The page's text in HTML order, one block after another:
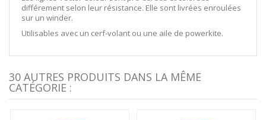
différement selon leur résistance. Elle sont livrées enroulées
sur un winder.
Utilisables avec un cerf-volant ou une aile de powerkite.
30 AUTRES PRODUITS DANS LA MÊME
CATÉGORIE :